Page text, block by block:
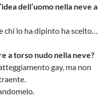
dell’uomo nella neve a
chi lo ha dipinto ha scelto…
a torso nudo nella neve?
gay, ma non